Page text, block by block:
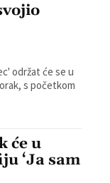
održat će se u
s početkom
će u
‘Ja sam